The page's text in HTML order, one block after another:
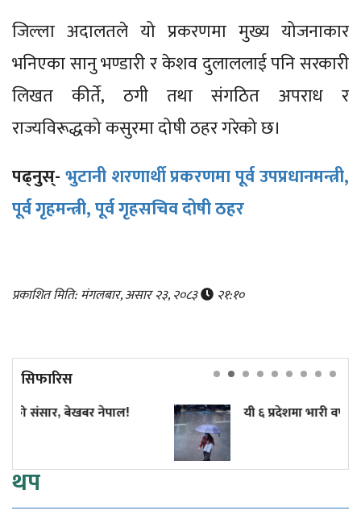
जिल्ला अदालतले यो प्रकरणमा मुख्य योजनाकार
भनिएका सानु भण्डारी र केशव दुलाललाई पनि सरकारी
लिखत कीर्ते, ठगी तथा संगठित अपराध र
राज्यविरूद्धको कसुरमा दोषी ठहर गरेको छ।
पढ्नुस्-भुटानी शरणार्थी प्रकरणमा पूर्व उपप्रधानमन्त्री,
पूर्व गृहमन्त्री, पूर्व गृहसचिव दोषी ठहर
प्रकाशित मिति: मंगलबार, असार २३, २०८३ २१:१०
सिफारिस
नेपाल! यी ६ प्रदेशमा भारी वर्षाको सम्भावना
थप